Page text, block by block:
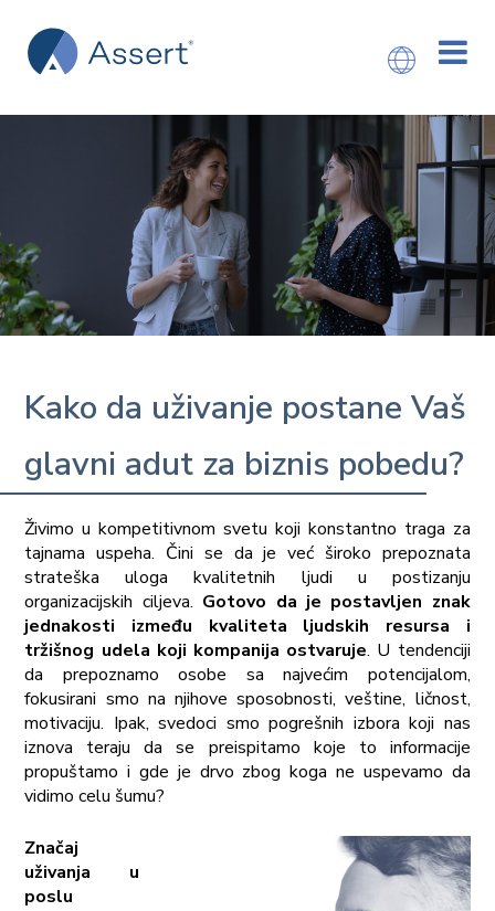
Kako da uživanje postane Vaš
glavni adut za biznis pobedu?
Živimo u kompetitivnom svetu koji konstantno traga za
tajnama uspeha. Čini se da je već široko prepoznata
strateška uloga kvalitetnih ljudi u postizanju
organizacijskih ciljeva. Gotovo da je postavljen znak
jednakosti između kvaliteta ljudskih resursa i
tržišnog udela koji kompanija ostvaruje. U tendenciji
da prepoznamo osobe sa najvećim potencijalom,
fokusirani smo na njihove sposobnosti, veštine, ličnost,
motivaciju. Ipak, svedoci smo pogrešnih izbora koji nas
iznova teraju da se preispitamo koje to informacije
propuštamo i gde je drvo zbog koga ne uspevamo da
vidimo celu šumu?
Značaj
uživanja u
poslu